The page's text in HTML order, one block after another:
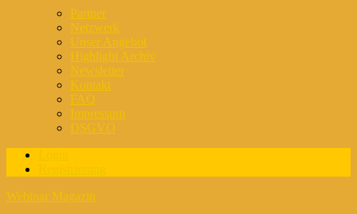
Partner
Netzwerk
Unser Angebot
Highlight Archiv
Newsletter
Kontakt
FAQ
Impressum
DSGVO
Webinar Magazin